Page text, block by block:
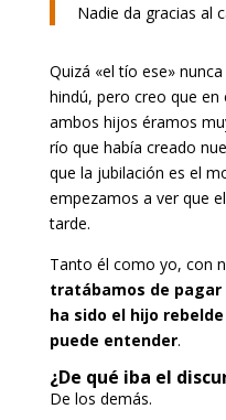
Nadie da gracias al
Quizá «el tío ese»
hindú, pero creo que
ambos hijos éramos
río que había creado
que la jubilación es el
empezamos a ver que
tarde.
Tanto él como yo, con
tratábamos de pagar
ha sido el hijo
puede entender.
¿De qué iba el
De los demás.